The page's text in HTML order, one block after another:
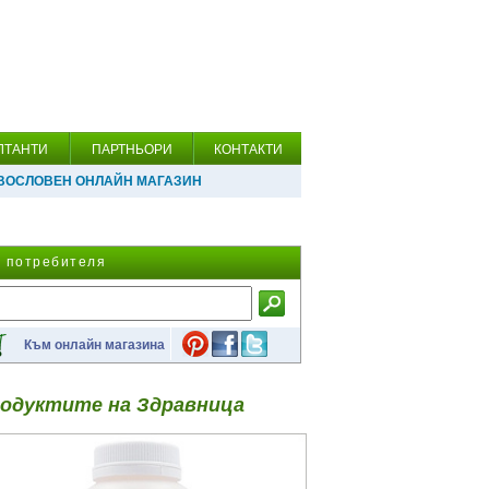
ПАРТНЬОРИ КОНТАКТИ
ОНЛАЙН МАГАЗИН
потребителя
Към онлайн магазина
на Здравница